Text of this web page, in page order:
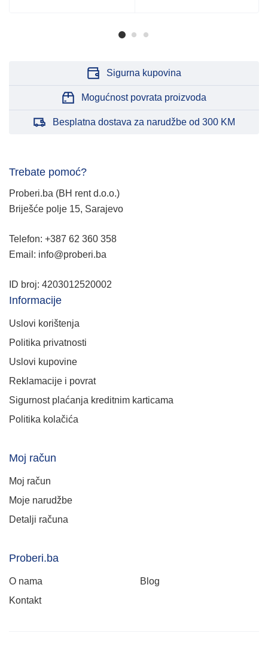
Sigurna kupovina
Mogućnost povrata proizvoda
Besplatna dostava za narudžbe od 300 KM
Trebate pomoć?
Proberi.ba (BH rent d.o.o.)
Briješće polje 15, Sarajevo
Telefon: +387 62 360 358
Email: info@proberi.ba
ID broj: 4203012520002
Informacije
Uslovi korištenja
Politika privatnosti
Uslovi kupovine
Reklamacije i povrat
Sigurnost plaćanja kreditnim karticama
Politika kolačića
Moj račun
Moj račun
Moje narudžbe
Detalji računa
Proberi.ba
O nama
Blog
Kontakt